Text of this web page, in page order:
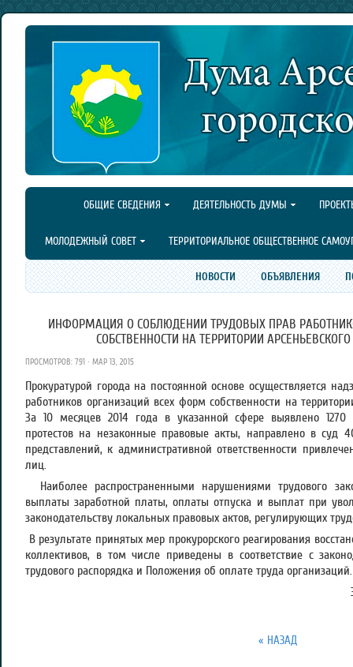
ОБЩИЕ СВЕДЕНИЯ ДЕЯТЕЛЬНОСТЬ ДУМЫ
МОЛОДЕЖНЫЙ СОВЕТ ТЕРРИТОРИАЛЬНОЕ ОБЩЕСТВЕННОЕ
НОВОСТИ ОБЪЯВЛЕНИЯ
ИНФОРМАЦИЯ О СОБЛЮДЕНИИ ТРУДОВЫХ ПРАВ
СОБСТВЕННОСТИ НА ТЕРРИТОРИИ
ПРОСМОТРОВ: 791 · МАР 13, 2015
Прокуратурой города на постоянной основе осуществляется
работников организаций всех форм собственности на
За 10 месяцев 2014 года в указанной сфере выявлено
протестов на незаконные правовые акты, направлено в суд
представлений, к административной ответственности
лиц.
Наиболее распространенными нарушениями трудового
выплаты заработной платы, оплаты отпуска и выплат при
законодательству локальных правовых актов, регулирующих
В результате принятых мер прокурорского реагирования
коллективов, в том числе приведены в соответствие с
трудового распорядка и Положения об оплате труда организаций.
« НАЗАД